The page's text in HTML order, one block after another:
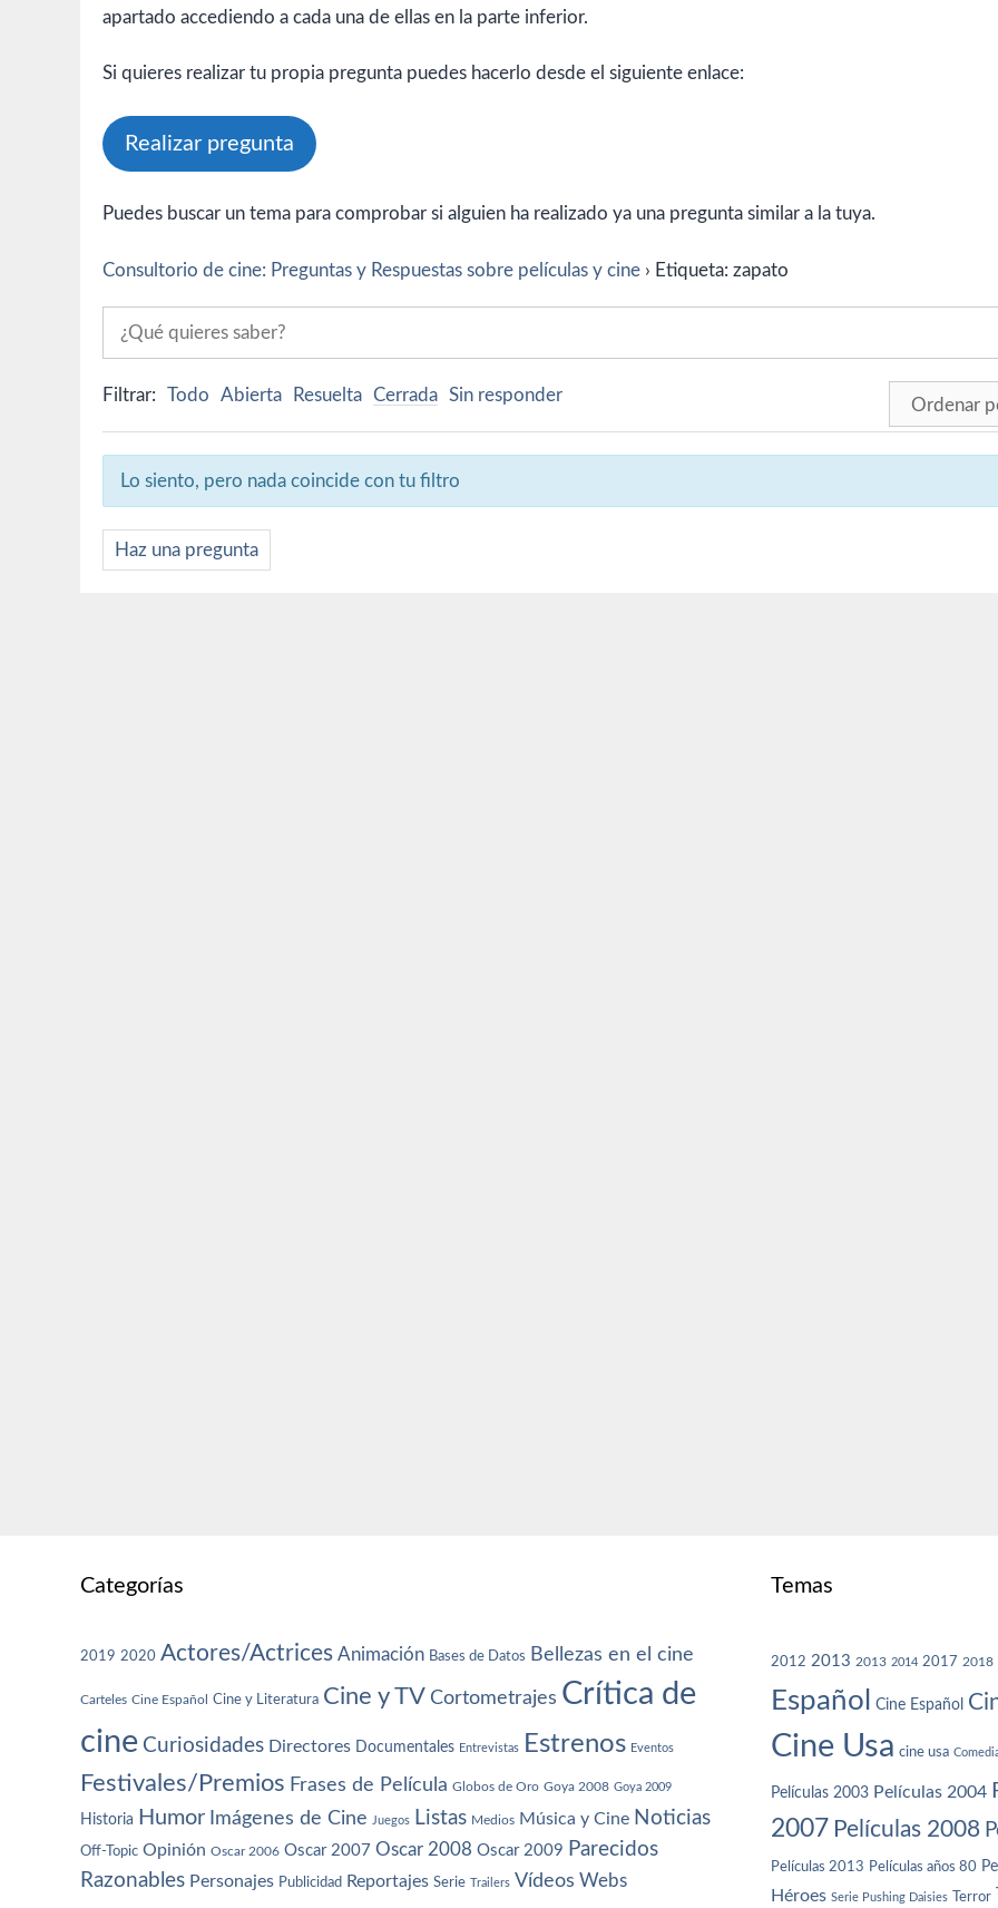
apartado accediendo a cada una de ellas en la parte inferior.
Si quieres realizar tu propia pregunta puedes hacerlo desde el siguiente enlace:
Realizar pregunta
Puedes buscar un tema para comprobar si alguien ha realizado ya una pregunta similar a la tuya.
Consultorio de cine: Preguntas y Respuestas sobre películas y cine › Etiqueta: zapato
Filtrar: Todo Abierta Resuelta Cerrada Sin responder
Lo siento, pero nada coincide con tu filtro
Haz una pregunta
Categorías
2019 2020 Actores/Actrices Animación Bases de Datos Bellezas en el cine
Carteles Cine Español Cine y Literatura Cine y TV Cortometrajes Crítica de
cine Curiosidades Directores Documentales Entrevistas Estrenos Eventos
Festivales/Premios Frases de Película Globos de Oro Goya 2008 Goya 2009
Historia Humor Imágenes de Cine Juegos Listas Medios Música y Cine Noticias
Off-Topic Opinión Oscar 2006 Oscar 2007 Oscar 2008 Oscar 2009 Parecidos
Razonables Personajes Publicidad Reportajes Serie Trailers Vídeos Webs
Temas
2012 2013 2013 2014 2017 2018
Español Cine Español
Cine Usa cine usa
Películas 2003 Películas 2004
2007 Películas 2008
Películas 2013 Películas años 80
Héroes Serie Pushing Daisies Terror